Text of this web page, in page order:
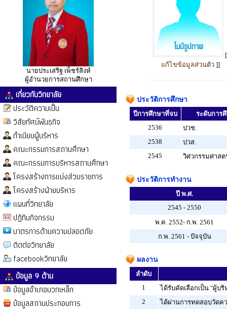
นายประเสริฐ เพ็ชร์สิงห์
ผู้อำนวยการสถานศึกษา
เกี่ยวกับวิทยาลัย
ประวัติความเป็น
วิสัยทัศน์พันธกิจ
ทำเนียบผู้บริหาร
คณะกรรมการสถานศึกษา
คณะกรรมการบริหารสถานศึกษา
โครงสร้างการแบ่งส่วนราชการ
โครงสร้างฝ่ายบริหาร
แผนที่วิทยาลัย
ปฏิทินกิจกรรม
มาตรการด้านความปลอดภัย
ติดต่อวิทยาลัย
facebookวิทยาลัย
ข้อมูล 9 ด้าน
ข้อมูลอำเภอมวกเหล็ก
ข้อมูลสถานประกอบการ
แก้ไขข้อมูลส่วนตัว ]]
ประวัติการศึกษา
ปีการศึกษาที่จบ
ระดับการ
2536
ปวช.
2538
ปวส.
2545
วิศวกรรมศาส
ประวัติการทำงาน
ปี พ.ศ.
2545 - 2550
พ.ค. 2552- ก.พ. 2561
ก.พ. 2561 - ปัจจุบัน
ผลงาน
ลำดับ
1
ได้รับคัดเลือกเป็น "ผู้บ
2
ได้ผ่านการทดสอบวัดค